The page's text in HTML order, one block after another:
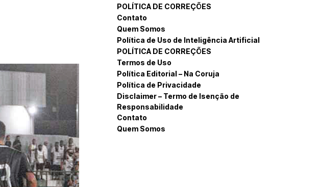
POLÍTICA DE CORREÇÕES
Contato
Quem Somos
Política de Uso de Inteligência Artificial
POLÍTICA DE CORREÇÕES
Termos de Uso
Política Editorial – Na Coruja
Política de Privacidade
Disclaimer – Termo de Isenção de
Responsabilidade
Contato
Quem Somos